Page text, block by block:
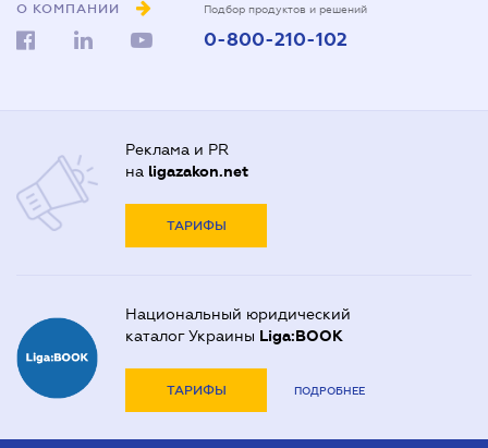
О КОМПАНИИ Подбор продуктов и решений
0-800-210-102
Реклама и PR
на ligazakon.net
ТАРИФЫ
Национальный юридический
каталог Украины Liga:BOOK
ТАРИФЫ ПОДРОБНЕЕ